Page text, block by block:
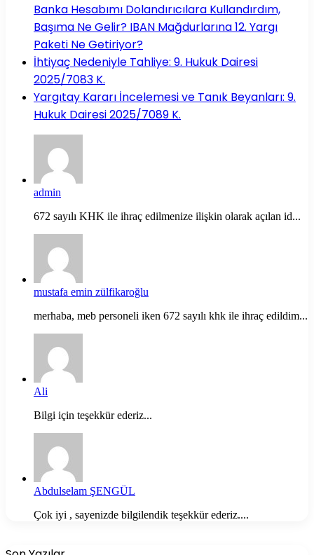
Banka Hesabımı Dolandırıcılara Kullandırdım,
Başıma Ne Gelir? IBAN Mağdurlarına 12. Yargı
Paketi Ne Getiriyor?
İhtiyaç Nedeniyle Tahliye: 9. Hukuk Dairesi
2025/7083 K.
Yargıtay Kararı İncelemesi ve Tanık Beyanları: 9.
Hukuk Dairesi 2025/7089 K.
admin
672 sayılı KHK ile ihraç edilmenize ilişkin olarak açılan id...
mustafa emin zülfikaroğlu
merhaba, meb personeli iken 672 sayılı khk ile ihraç edildim...
Ali
Bilgi için teşekkür ederiz...
Abdulselam ŞENGÜL
Çok iyi , sayenizde bilgilendik teşekkür ederiz....